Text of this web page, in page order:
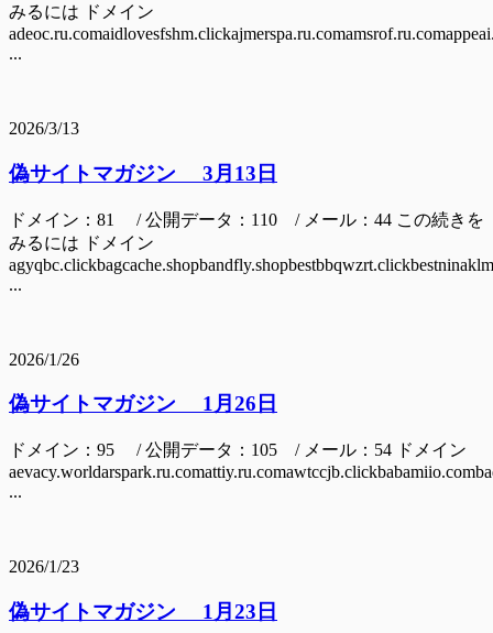
みるには ドメイン
...
2026/3/13
偽サイトマガジン 3月13日
ドメイン：81 / 公開データ：110 / メール：44 この続きを
みるには ドメイン
...
2026/1/26
偽サイトマガジン 1月26日
ドメイン：95 / 公開データ：105 / メール：54 ドメイン
...
2026/1/23
偽サイトマガジン 1月23日